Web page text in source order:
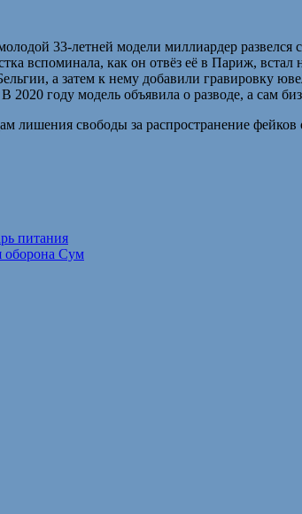
33-летней модели миллиардер
вспоминала, как он отвёз её в Париж, встал
а затем к нему добавили гравировку
2020 году модель объявила о разводе, а
лишения свободы за распространение фейков
питания
оборона Сум